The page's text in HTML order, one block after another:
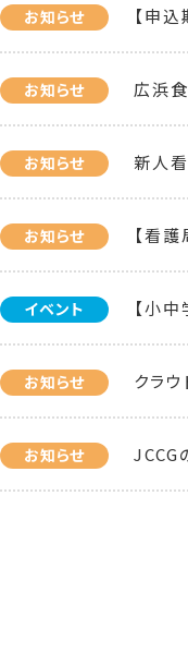
お知らせ 【申
お知らせ 広浜
お知らせ 新人
お知らせ 【看
イベント 【小
お知らせ クラ
お知らせ JCCG